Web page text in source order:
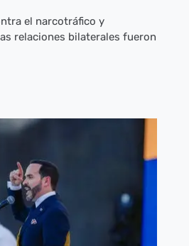
el narcotráfico y
relaciones bilaterales fueron